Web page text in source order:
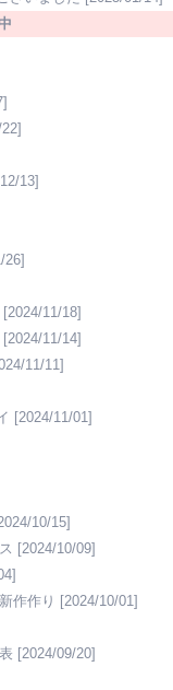
13]
26]
[2024/11/18]
[2024/11/14]
11/11]
[2024/11/01]
10/15]
[2024/10/09]
作作り
[2024/10/01]
[2024/09/20]